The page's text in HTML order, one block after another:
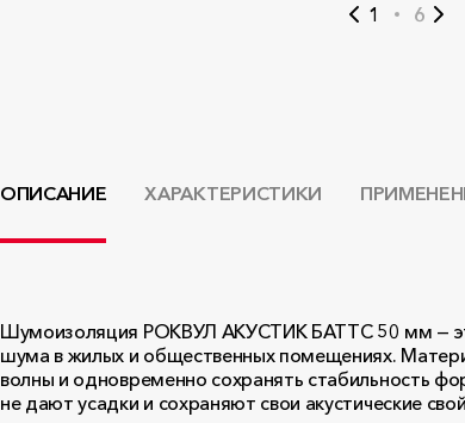
1 6
ОПИСАНИЕ ХАРАКТЕРИСТИКИ
Шумоизоляция РОКВУЛ АКУСТИК БАТТС 50 мм —
шума в жилых и общественных помещениях.
волны и одновременно сохранять стабильность
не дают усадки и сохраняют свои акустические